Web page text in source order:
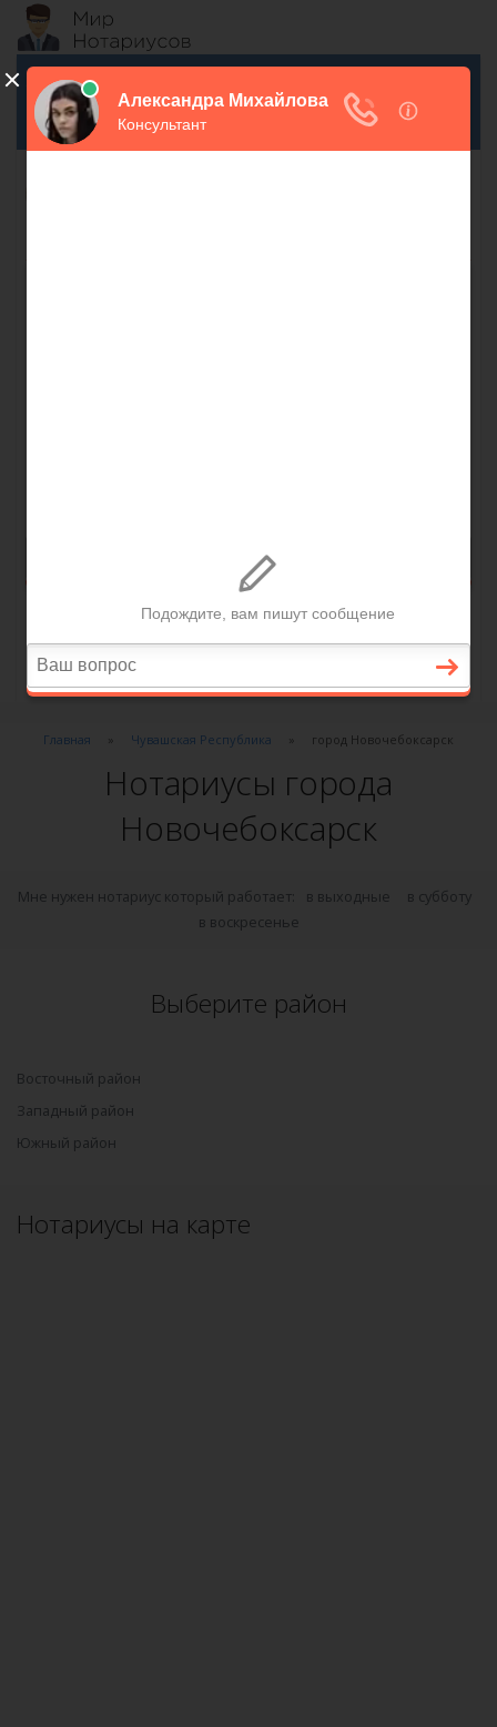
Главная Чувашская Республика город Новочебоксарск
Нотариусы города
Новочебоксарск
Мне нужен нотариус который работает: в выходные
в субботу
в воскресенье
Выберите район
Восточный район
Западный район
Южный район
Нотариусы на карте